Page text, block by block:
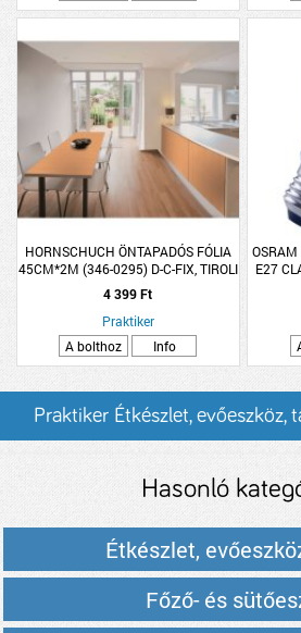
HORNSCHUCH ÖNTAPADÓS FÓLIA
45CM*2M (346-0295) D-C-FIX, TIROLI
BÜKK (R:149315)
4 399 Ft
Praktiker
A bolthoz
Info
E27
Praktiker Étkészlet, evőeszköz,
Hasonló
Étkészlet,
Főző- és